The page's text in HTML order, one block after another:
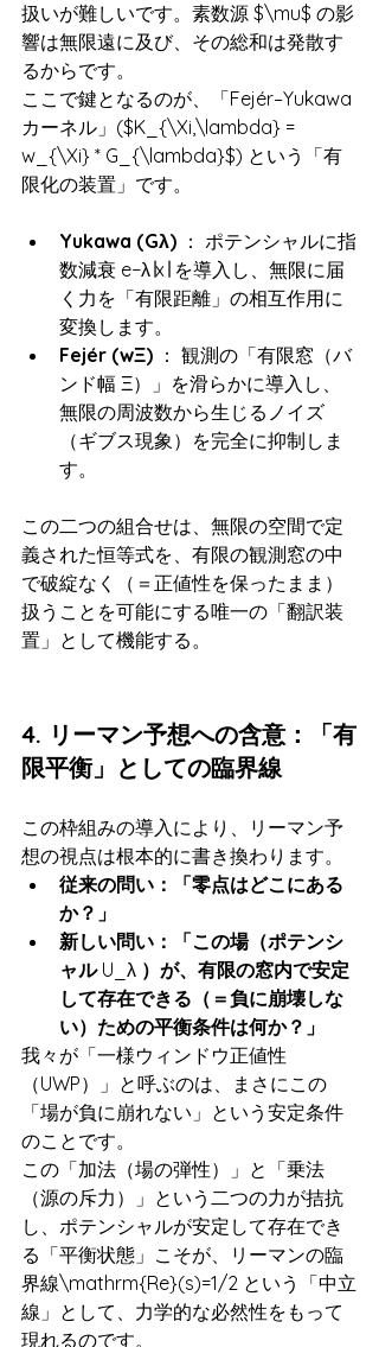
扱いが難しいです。素数源 $\mu$ の影
響は無限遠に及び、その総和は発散す
るからです。
ここで鍵となるのが、「Fejér–Yukawa
カーネル」($K_{\Xi,\lambda} =
w_{\Xi} * G_{\lambda}$) という「有
限化の装置」です。
Yukawa (Gλ​) ： ポテンシャルに指
数減衰 e−λ∣x∣ を導入し、無限に届
く力を「有限距離」の相互作用に
変換します。
Fejér (wΞ​) ： 観測の「有限窓（バ
ンド幅 Ξ）」を滑らかに導入し、
無限の周波数から生じるノイズ
（ギブス現象）を完全に抑制しま
す。
この二つの組合せは、無限の空間で定
義された恒等式を、有限の観測窓の中
で破綻なく（＝正値性を保ったまま）
扱うことを可能にする唯一の「翻訳装
置」として機能する。
4. リーマン予想への含意：「有
限平衡」としての臨界線
この枠組みの導入により、リーマン予
想の視点は根本的に書き換わります。
従来の問い：「零点はどこにある
か？」
新しい問い：「この場（ポテンシ
ャル U_λ ）が、有限の窓内で安定
して存在できる（＝負に崩壊しな
い）ための平衡条件は何か？」
我々が「一様ウィンドウ正値性
（UWP）」と呼ぶのは、まさにこの
「場が負に崩れない」という安定条件
のことです。
この「加法（場の弾性）」と「乗法
（源の斥力）」という二つの力が拮抗
し、ポテンシャルが安定して存在でき
る「平衡状態」こそが、リーマンの臨
界線\mathrm{Re}(s)=1/2 という「中立
線」として、力学的な必然性をもって
現れるのです。